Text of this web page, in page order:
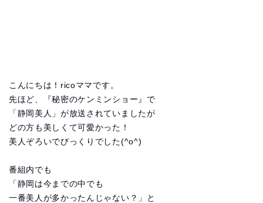
こんにちは！ricoママです。
先ほど、『秘密のケンミンショー』で
「静岡美人」が放送されていましたが
どの方も美しくて可愛かった！
美人ぞろいでびっくりでした(^o^)
番組内でも
「静岡は今までの中でも
一番美人が多かったんじゃない？」と